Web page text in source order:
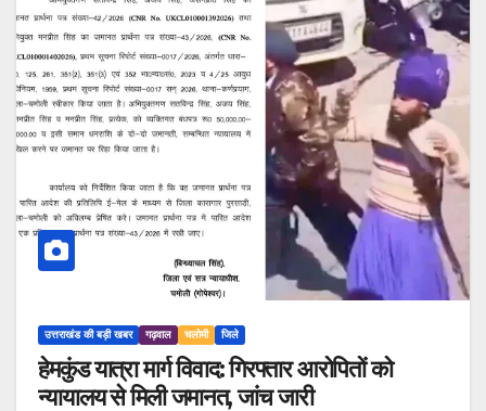
उत्तराखंड की बड़ी खबर गढ़वाल चलोमी जिले
हेमकुंड यात्रा मार्ग विवाद: गिरफ्तार आरोपितों को
न्यायालय से मिली जमानत, जांच जारी